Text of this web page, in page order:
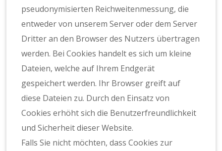
pseudonymisierten Reichweitenmessung, die
entweder von unserem Server oder dem Server
Dritter an den Browser des Nutzers übertragen
werden. Bei Cookies handelt es sich um kleine
Dateien, welche auf Ihrem Endgerät
gespeichert werden. Ihr Browser greift auf
diese Dateien zu. Durch den Einsatz von
Cookies erhöht sich die Benutzerfreundlichkeit
und Sicherheit dieser Website.
Falls Sie nicht möchten, dass Cookies zur